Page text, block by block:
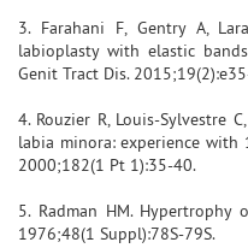
3. Farahani F, Gentry A,
labioplasty with elastic
Genit Tract Dis.
4. Rouzier R, Louis-Sylvestre
labia minora: experience with
2000;182(1 Pt 1):35-40.
5. Radman HM.
1976;48(1 Suppl):78S-79S.